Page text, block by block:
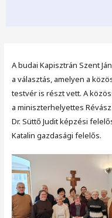
A budai Kapisztrán Szent
a választás, amelyen a
testvér is részt vett. A
a miniszterhelyettes
Dr. Süttő Judit képzési
Katalin gazdasági felelős.